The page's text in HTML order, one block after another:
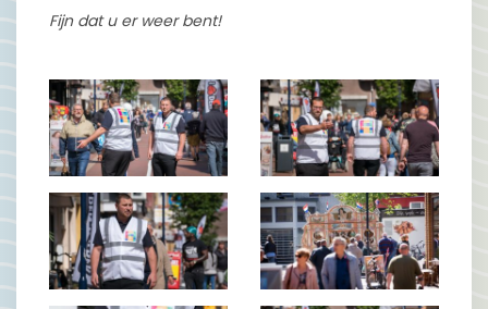
Fijn dat u er weer bent!